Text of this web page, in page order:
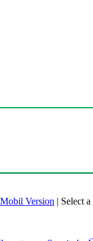
Mobil Version | Select